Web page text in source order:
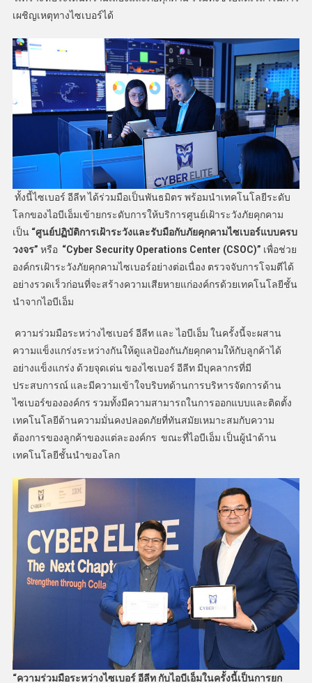
เผชิญเหตุทางไซเบอร์ได้
ทั้งนี้ไซเบอร์ อีลีท ได้ร่วมมือเป็นพันธมิตร พร้อมนำเทคโนโลยีระดับ
โลกของไอบีเอ็มเข้ายกระดับการให้บริการศูนย์เฝ้าระวังภัยคุกคาม
เป็น “ศูนย์ปฏิบัติการเฝ้าระวังและรับมือกับภัยคุกคามไซเบอร์แบบครบ
วงจร” หรือ “Cyber Security Operations Center (CSOC)” เพื่อช่วย
องค์กรเฝ้าระวังภัยคุกคามไซเบอร์อย่างต่อเนื่อง ตรวจจับการโจมตีได้
อย่างรวดเร็วก่อนที่จะสร้างความเสียหายแก่องค์กรด้วยเทคโนโลยีชั้น
นำจากไอบีเอ็ม
ความร่วมมือระหว่างไซเบอร์ อีลีท และ ไอบีเอ็ม ในครั้งนี้จะผสาน
ความแข็งแกร่งระหว่างกันให้ดูแลป้องกันภัยคุกคามให้กับลูกค้าได้
อย่างแข็งแกร่ง ด้วยจุดเด่น ของไซเบอร์ อีลีท มีบุคลากรที่มี
ประสบการณ์ และมีความเข้าใจบริบทด้านการบริหารจัดการด้าน
ไซเบอร์ขององค์กร รวมทั้งมีความสามารถในการออกแบบและติดตั้ง
เทคโนโลยีด้านความมั่นคงปลอดภัยที่ทันสมัยเหมาะสมกับความ
ต้องการของลูกค้าของแต่ละองค์กร ขณะที่ไอบีเอ็ม เป็นผู้นำด้าน
เทคโนโลยีชั้นนำของโลก
“ความร่วมมือระหว่างไซเบอร์ อีลีท กับไอบีเอ็มในครั้งนี้เป็นการยก